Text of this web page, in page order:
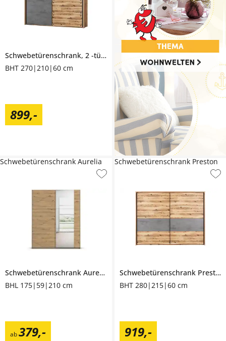
Schwebetürenschrank, 2 -türig
Dover
BHT 270|210|60 cm
899,-
Schwebetürenschrank Aurelia
BHL 175|59|210 cm
ab379,-
Schwebetürenschrank Aurelia
Schwebetürenschrank Preston
BHT 280|215|60 cm
919,-
Schwebetürenschrank Preston